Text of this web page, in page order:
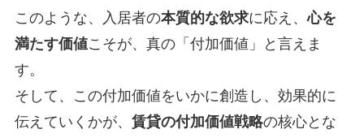
このような、入居者の本質的な欲求に応え、心を
満たす価値こそが、真の「付加価値」と言えま
す。
そして、この付加価値をいかに創造し、効果的に
伝えていくかが、 賃貸の付加価値戦略の核心とな